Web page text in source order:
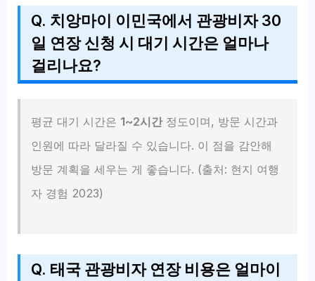
Q. 치앙마이 이민국에서 관광비자 30
일 연장 신청 시 대기 시간은 얼마나
걸리나요?
평균 대기 시간은 1~2시간정도이며, 방문 시간과
인원에 따라 달라질 수 있습니다. 이 점을 감안해
방문 계획을 세우는 게 좋습니다. (출처: 현지 여행
자 경험 2023)
Q. 태국 관광비자 연장 비용은 얼마이